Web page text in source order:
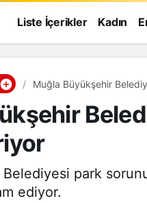
Liste İçerikler Kadın
Muğla Büyükşehir
park
ediyor.